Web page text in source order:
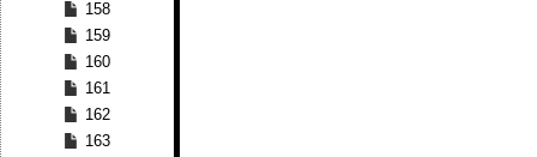
158
159
160
161
162
163